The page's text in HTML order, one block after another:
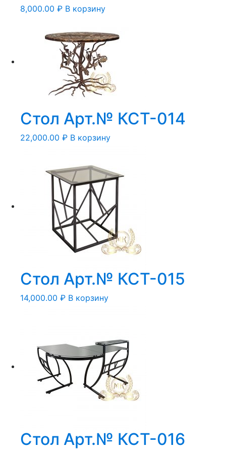
8,000.00 ₽ В корзину
Стол Арт.№ КСТ-014
22,000.00 ₽ В корзину
Стол Арт.№ КСТ-015
14,000.00 ₽ В корзину
Стол Арт.№ КСТ-016